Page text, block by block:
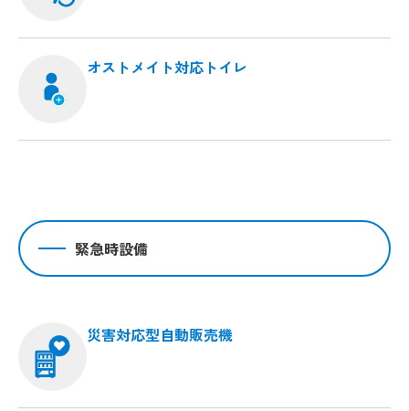
オストメイト対応トイレ
緊急時設備
災害対応型自動販売機